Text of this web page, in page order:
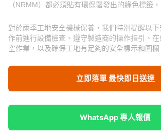
（NRMM）都必須貼有環保署發出的綠色標籤
對於雨季工地安全機械保養，我們特別提醒以
作前進行設備檢查、遵守製造商的操作指引、
空作業，以及確保工地有足夠的安全標示和圍欄
立即落單 最快即日送達
WhatsApp 專人報價